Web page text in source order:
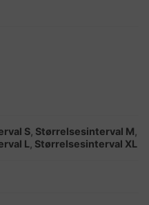
S Størrelsesinterval M
L Størrelsesinterval XL